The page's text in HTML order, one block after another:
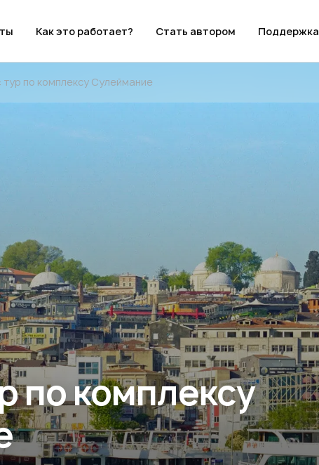
Как это работает? Стать автором Поддержка
тур по комплексу Сулеймание
по комплексу